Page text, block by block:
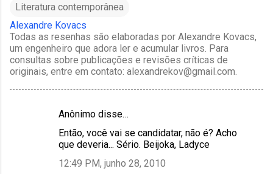
Literatura contemporânea
Alexandre Kovacs
Todas as resenhas são elaboradas por Alexandre Kovacs,
um engenheiro que adora ler e acumular livros. Para
consultas sobre publicações e revisões críticas de
originais, entre em contato: alexandrekov@gmail.com.
Anônimo disse…
Então, você vai se candidatar, não é? Acho
que deveria... Sério. Beijoka, Ladyce
12:49 PM, junho 28, 2010